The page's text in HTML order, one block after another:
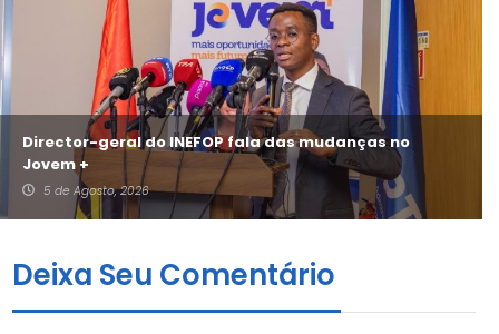
Director-geral do INEFOP fala das mudanças no
Jovem +
5 de Agosto, 2026
Deixa Seu Comentário